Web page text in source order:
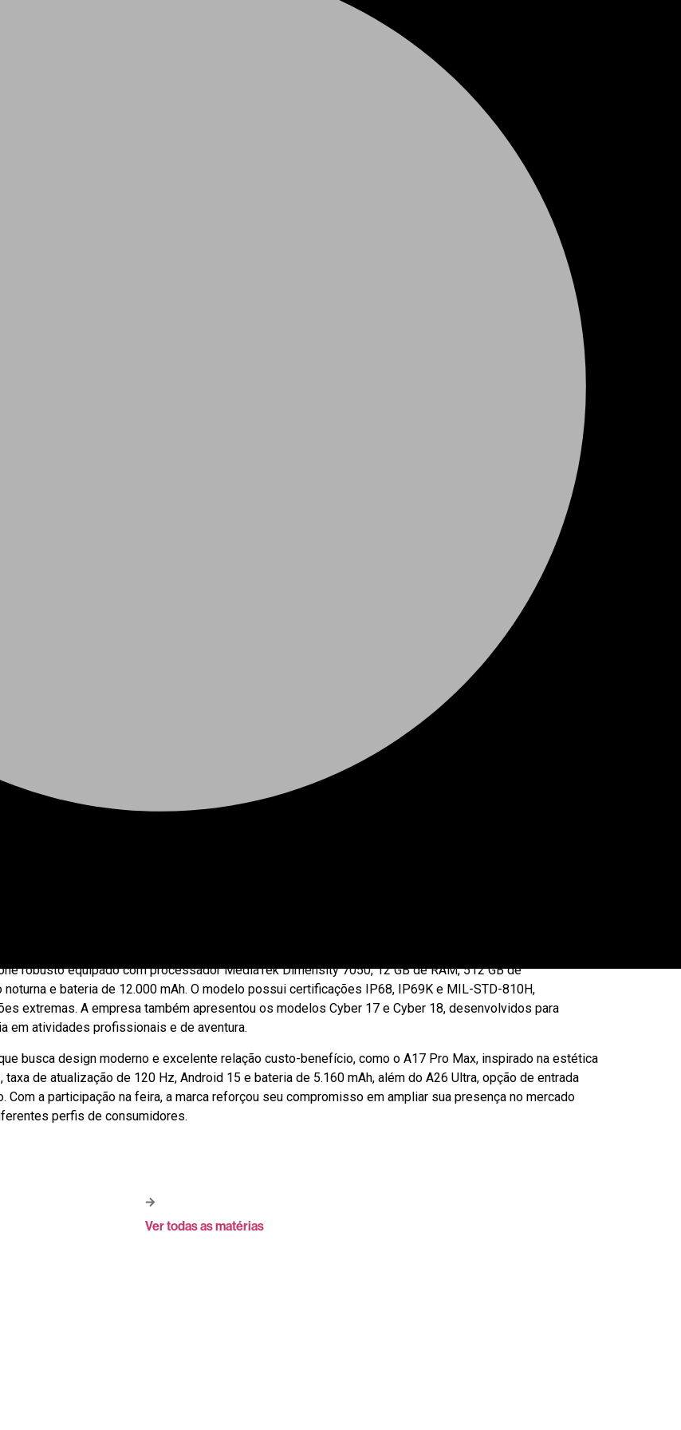
robusto equipado com processador MediaTek Dimensity 7050, 12 GB de RAM, 512 GB de
e bateria de 12.000 mAh. O modelo possui certificações IP68, IP69K e MIL-STD-810H,
extremas. A empresa também apresentou os modelos Cyber 17 e Cyber 18, desenvolvidos para
em atividades profissionais e de aventura.
busca design moderno e excelente relação custo-benefício, como o A17 Pro Max, inspirado na estética
de atualização de 120 Hz, Android 15 e bateria de 5.160 mAh, além do A26 Ultra, opção de entrada
Com a participação na feira, a marca reforçou seu compromisso em ampliar sua presença no mercado
perfis de consumidores.
Ver todas as matérias